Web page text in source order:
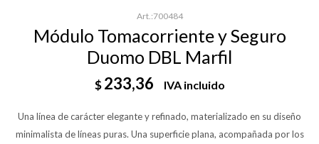
700484
Módulo Tomacorriente y Seguro
Duomo DBL Marfil
$ 233,36 IVA incluido
Una línea de carácter elegante y refinado, materializado en su diseño
minimalista de líneas puras. Una superficie plana, acompañada por los